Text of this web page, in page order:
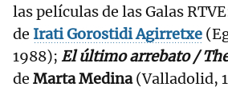
las películas de las Galas
de Irati Gorostidi Agirretxe
1988); El último arrebato /
de Marta Medina(Valladolid,